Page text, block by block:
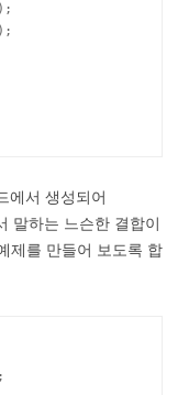
에서 생성되어
말하는 느슨한 결합이
제를 만들어 보도록 합